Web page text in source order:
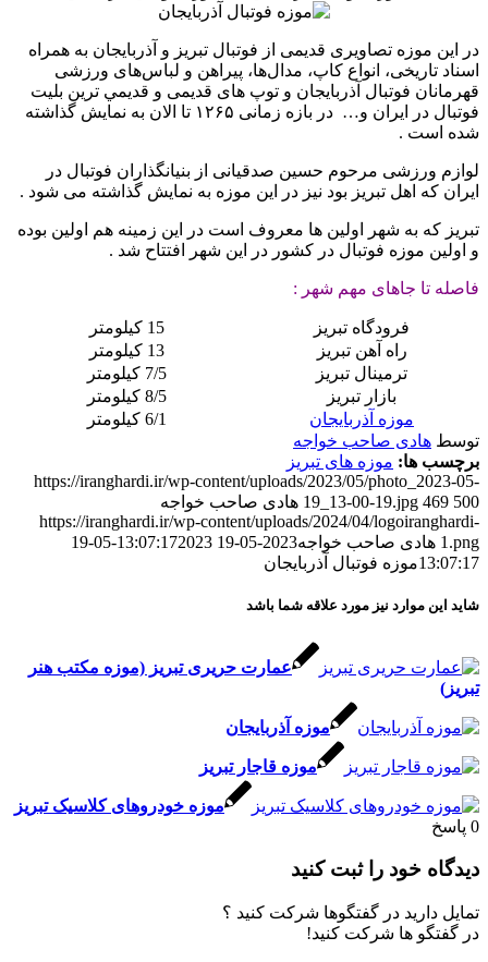
در این موزه تصاویری قدیمی از فوتبال تبریز و آذربایجان به همراه
اسناد تاریخی، انواع کاپ، مدال‌ها، پیراهن و لباس‌های ورزشی
قهرمانان فوتبال آذربایجان و توپ های قدیمی و قديمي ترين بليت
فوتبال در ايران و… در بازه زمانی ۱۲۶۵ تا الان به نمایش گذاشته
شده‌ است .
لوازم ورزشی مرحوم حسين صدقيانی از بنيانگذاران فوتبال در
ايران كه اهل تبريز بود نيز در اين موزه به نمايش گذاشته می شود .
تبریز که به شهر اولین ها معروف است در این زمینه هم اولین بوده
و اولین موزه فوتبال در کشور در این شهر افتتاح شد .
فاصله تا جاهای مهم شهر :
فرودگاه تبریز
15 کیلومتر
راه آهن تبریز
13 کیلومتر
ترمینال تبریز
7/5 کیلومتر
بازار تبریز
8/5 کیلومتر
موزه آذربایجان
6/1 کیلومتر
توسط هادی صاحب خواجه
برچسب ها: موزه های تبریز
https://iranghardi.ir/wp-content/uploads/2023/05/photo_2023-05-
19_13-00-19.jpg 469 500
هادی صاحب خواجه
https://iranghardi.ir/wp-content/uploads/2024/04/logoiranghardi-
1.png هادی صاحب خواجه2023-05-19 13:07:17
2023-05-19
13:07:17موزه فوتبال آذربایجان
شاید این موارد نیز مورد علاقه شما باشد
عمارت حریری تبریز (موزه مکتب هنر
تبریز)
موزه آذربایجان
موزه قاجار تبریز
موزه خودروهای کلاسیک تبریز
0 پاسخ
دیدگاه خود را ثبت کنید
تمایل دارید در گفتگوها شرکت کنید ؟
در گفتگو ها شرکت کنید!